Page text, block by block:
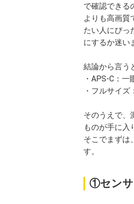
で確認できる
よりも高画質
たい人にぴっ
にするか迷い
結論から言う
・APS-C：
・フルサイ
そのうえで、
ものが手に入
そこでまずは
す。
①センサ